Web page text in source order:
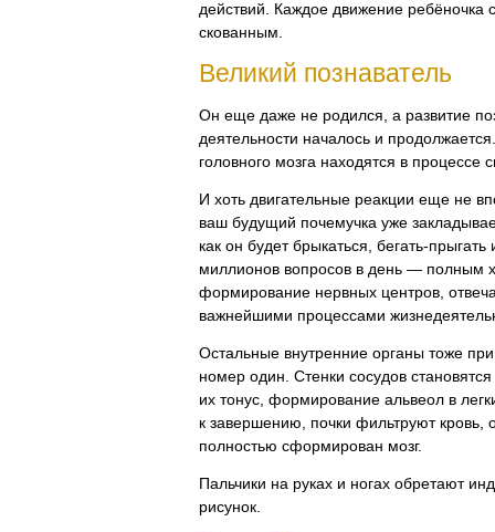
действий. Каждое движение ребёночка
скованным.
Великий познаватель
Он еще даже не родился, а развитие
деятельности началось и
головного мозга находятся в процессе
И хоть двигательные реакции еще не
ваш будущий почемучка уже
как он будет брыкаться, бегать-прыгать
миллионов вопросов в день — полным
формирование нервных центров,
важнейшими процессами
Остальные внутренние органы тоже
номер один. Стенки сосудов
их тонус, формирование альвеол в
к завершению, почки фильтруют кровь,
полностью сформирован мозг.
Пальчики на руках и ногах обретают
рисунок.